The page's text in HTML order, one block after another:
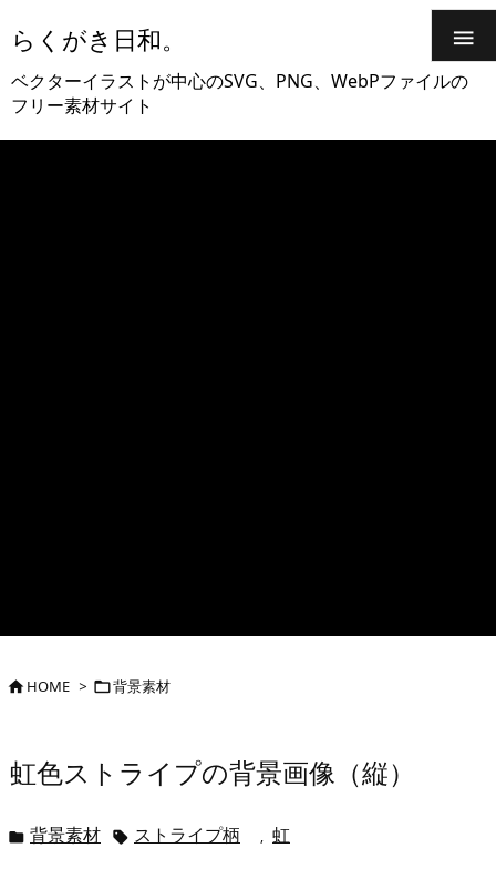
らくがき日和。
ベクターイラストが中心のSVG、PNG、WebPファイルの
フリー素材サイト

HOME > 背景素材
虹色ストライプの背景画像（縦）
 背景素材  ストライプ柄 , 虹